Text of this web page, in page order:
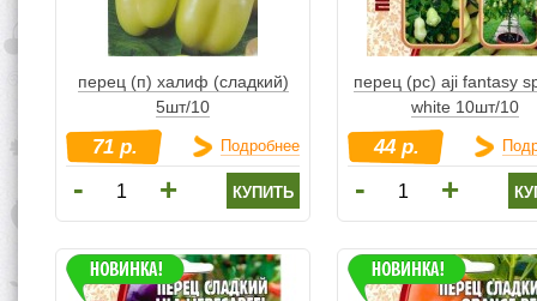
перец (п) халиф (сладкий)
5шт/10
71 р. Подробнее
- + купить
перец (рс) aji fantasy
white 10шт/10
44 р.
- +